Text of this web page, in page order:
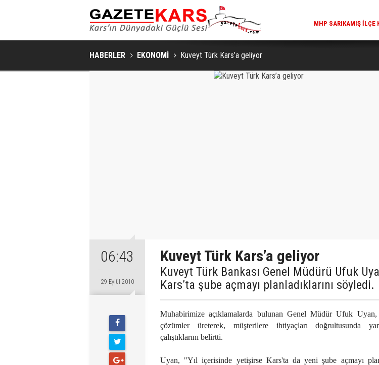
MHP SARIKAMIŞ
HABERLER EKONOMİ Kuveyt Türk Kars’a geliyor
06:43
29 Eylül 2010
Kuveyt Türk Kars’a geliyor
Kuveyt Türk Bankası Genel Müdürü Ufuk
Kars’ta şube açmayı planladıklarını söyledi.
Muhabirimize açıklamalarda bulunan Genel Müdür Ufuk Uyan,
çözümler üreterek, müşterilere ihtiyaçları doğrultusunda
çalıştıklarını belirtti.
Uyan, "Yıl içerisinde yetişirse Kars'ta da yeni şube açmayı